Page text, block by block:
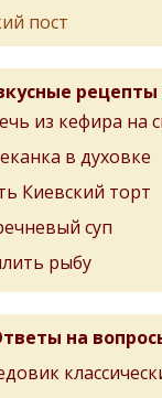
пост
из кефира на
в духовке
Киевский торт
суп
рыбу
на